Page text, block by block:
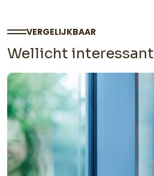
VERGELIJKBAAR
Wellicht interessant